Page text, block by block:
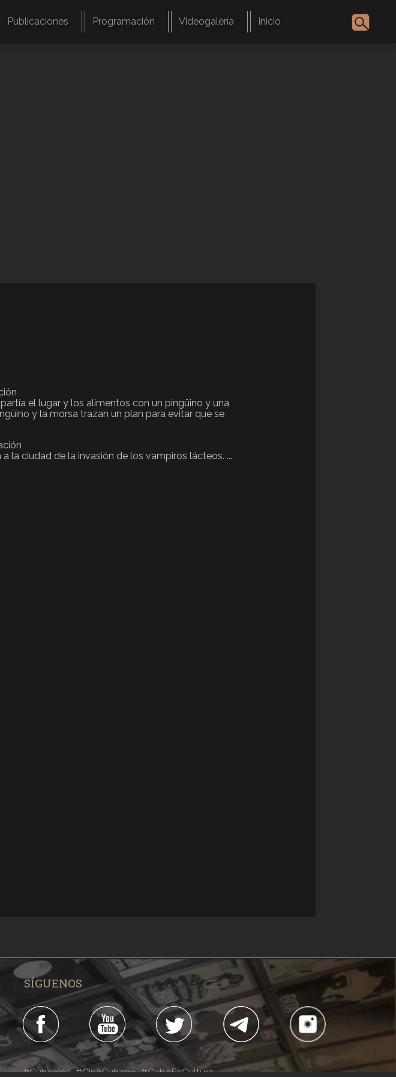
Publicaciones Programación Videogalería Inicio
el lugar y los alimentos con un pingüino y una
y la morsa trazan un plan para evitar que se
la ciudad de la invasión de los vampiros lácteos. ...
SÍGUENOS
#Cubacine #CineCubano #CubaEsCultura